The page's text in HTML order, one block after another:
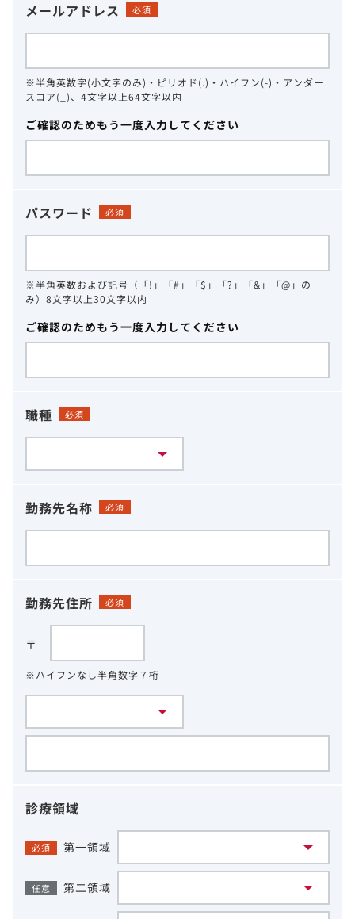
メールアドレス 必須
※半角英数字(小文字のみ)・ピリオド(.)・ハイフン(-)・アンダー
スコア(_)、4文字以上64文字以内
ご確認のためもう一度入力してください
パスワード 必須
※半角英数および記号（「!」「#」「$」「?」「&」「@」の
み）8文字以上30文字以内
ご確認のためもう一度入力してください
職種 必須
勤務先名称 必須
勤務先住所 必須
〒
※ハイフンなし半角数字７桁
診療領域
必須 第一領域
任意 第二領域